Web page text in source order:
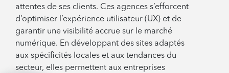
attentes de ses clients. Ces agences s’efforcent
d’optimiser l’expérience utilisateur (UX) et de
garantir une visibilité accrue sur le marché
numérique. En développant des sites adaptés
aux spécificités locales et aux tendances du
secteur, elles permettent aux entreprises